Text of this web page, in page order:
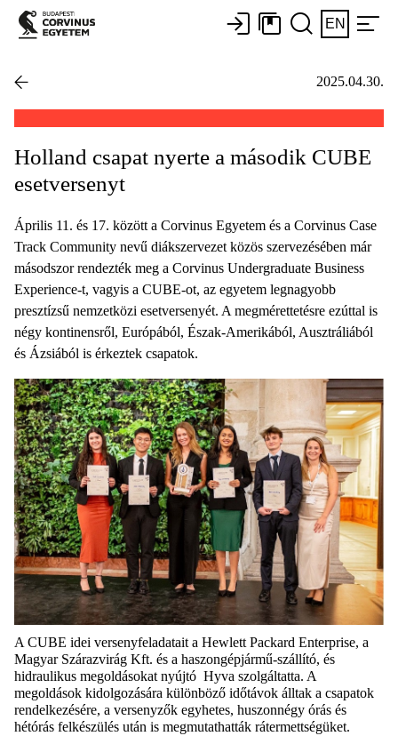
EN
2025.04.30.
Holland csapat nyerte a második CUBE
esetversenyt
Április 11. és 17. között a Corvinus Egyetem és a Corvinus Case
Track Community nevű diákszervezet közös szervezésében már
másodszor rendezték meg a Corvinus Undergraduate Business
Experience-t, vagyis a CUBE-ot, az egyetem legnagyobb
presztízsű nemzetközi esetversenyét. A megmérettetésre ezúttal is
négy kontinensről, Európából, Észak-Amerikából, Ausztráliából
és Ázsiából is érkeztek csapatok.
A CUBE idei versenyfeladatait a Hewlett Packard Enterprise, a
Magyar Szárazvirág Kft. és a haszongépjármű-szállító, és
hidraulikus megoldásokat nyújtó Hyva szolgáltatta. A
megoldások kidolgozására különböző időtávok álltak a csapatok
rendelkezésére, a versenyzők egyhetes, huszonnégy órás és
hétórás felkészülés után is megmutathatták rátermettségüket.